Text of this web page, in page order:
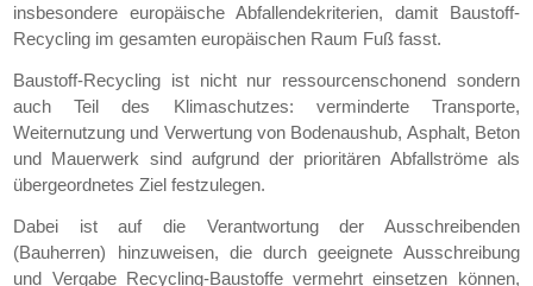
insbesondere europäische Abfallendekriterien, damit Baustoff-
Recycling im gesamten europäischen Raum Fuß fasst.
Baustoff-Recycling ist nicht nur ressourcenschonend sondern
auch Teil des Klimaschutzes: verminderte Transporte,
Weiternutzung und Verwertung von Bodenaushub, Asphalt, Beton
und Mauerwerk sind aufgrund der prioritären Abfallströme als
übergeordnetes Ziel festzulegen.
Dabei ist auf die Verantwortung der Ausschreibenden
(Bauherren) hinzuweisen, die durch geeignete Ausschreibung
und Vergabe Recycling-Baustoffe vermehrt einsetzen können,